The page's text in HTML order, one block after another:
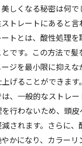
しくなる秘密は何
トレートにあると言
トとは、酸性処理を
です。この方法で
ジを最小限に抑え
げることができます
、一般的なストレ
行わないため、頭
されます。さらに
かになり、カラーリ